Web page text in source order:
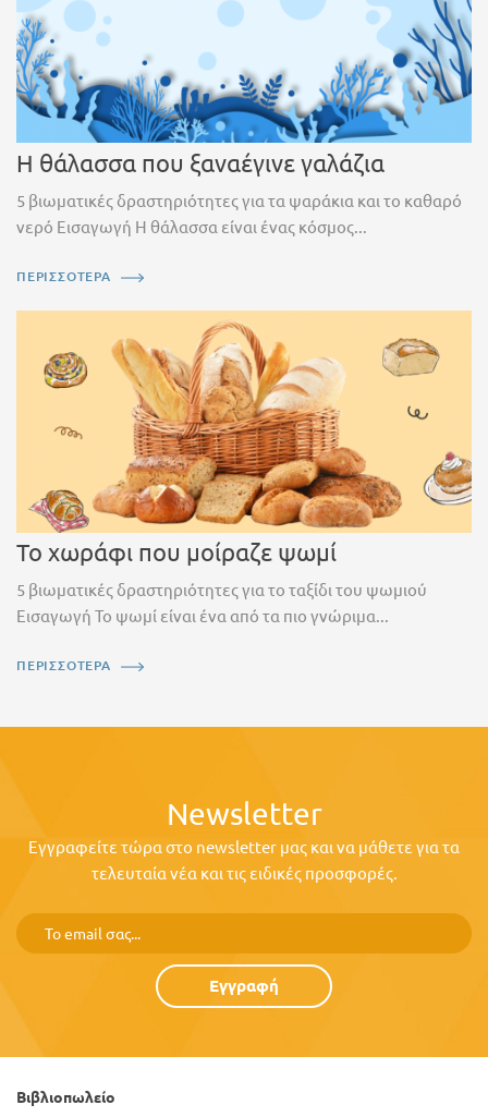
Η θάλασσα που ξαναέγινε γαλάζια
5 βιωματικές δραστηριότητες για τα ψαράκια και το καθαρό
νερό Εισαγωγή Η θάλασσα είναι ένας κόσμος...
ΠΕΡΙΣΣΟΤΕΡΑ
Το χωράφι που μοίραζε ψωμί
5 βιωματικές δραστηριότητες για το ταξίδι του ψωμιού
Εισαγωγή Το ψωμί είναι ένα από τα πιο γνώριμα...
ΠΕΡΙΣΣΟΤΕΡΑ
Newsletter
Εγγραφείτε τώρα στο newsletter μας και να μάθετε για τα
τελευταία νέα και τις ειδικές προσφορές.
Εγγραφή
Βιβλιοπωλείο